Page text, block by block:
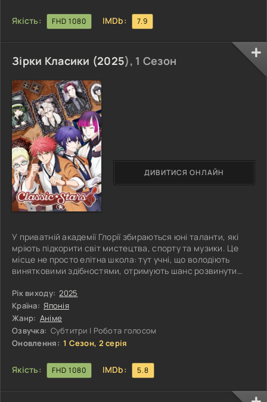
Якість: FHD 1080 IMDb: 7.9
Зірки Класики (2025), 1 Сезон
У приватній академії Глорії збираються юні таланти, які
мріють підкорити світ мистецтва, спорту та музики. Це
місце не просто елітна школа: тут учні, що володіють
винятковими здібностями, отримують шанс розвинути
академії існує особлива програма: ті, хто проявляє
унікальну сумісність із геніями минулого, отримують
можливість отримати «дар» великого музиканта. Це не
просто метафора, в результаті складної процедури в їхні
тіла буквально
Рік виходу: 2025
Країна: Японія
Жанр: Аніме
Озвучка: Субтитри | Робота голосом
Оновлення: 1 Сезон, 2 серія
Якість: FHD 1080 IMDb: 5.8
ДИВИТИСЯ ОНЛАЙН